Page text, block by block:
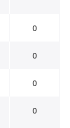
0
0
0
0